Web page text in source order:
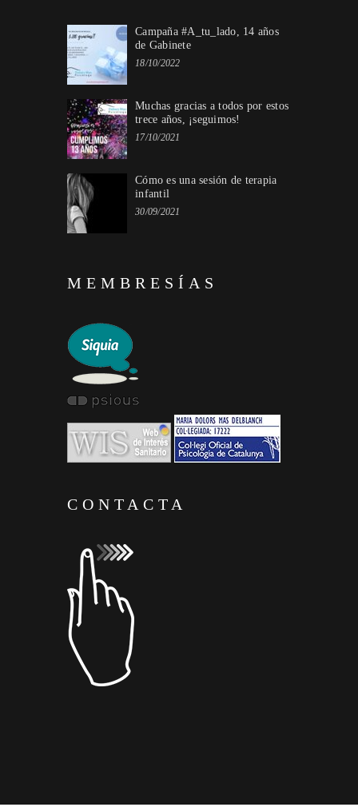
Campaña #A_tu_lado, 14 años
de Gabinete
18/10/2022
Muchas gracias a todos por estos
trece años, ¡seguimos!
17/10/2021
Cómo es una sesión de terapia
infantil
30/09/2021
MEMBRESÍAS
CONTACTA